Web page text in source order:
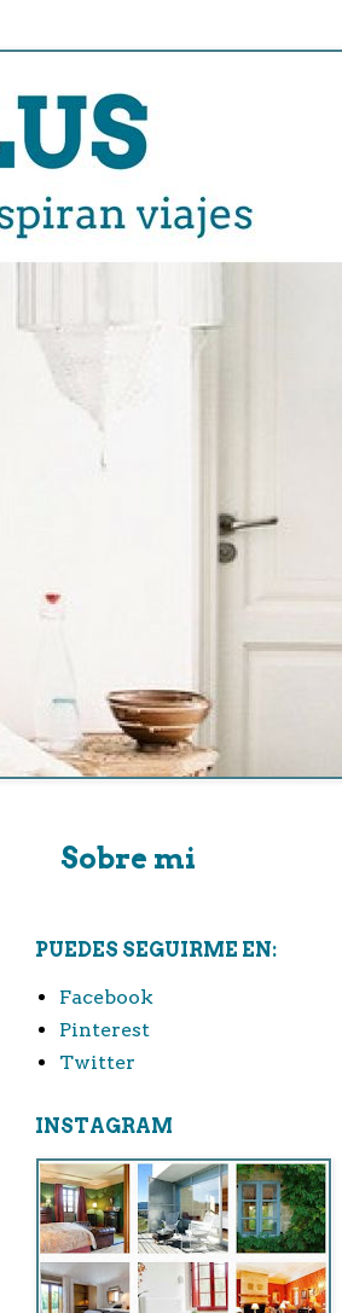
Sobre mi
PUEDES SEGUIRME EN:
Facebook
Pinterest
Twitter
INSTAGRAM